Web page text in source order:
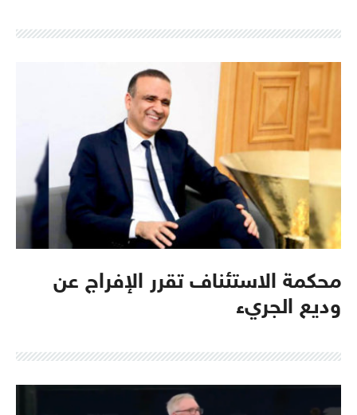
محكمة الاستئناف تقرر الإفراج عن
وديع الجريء